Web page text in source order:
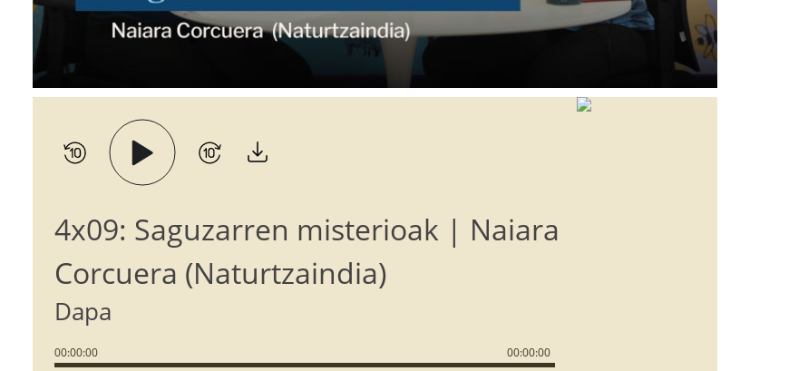
4x09: Saguzarren misterioak | Naiara
Corcuera (Naturtzaindia)
Dapa
00:00:00 00:00:00